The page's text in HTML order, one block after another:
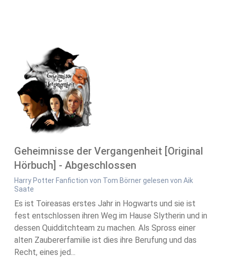
Geheimnisse der Vergangenheit [Original
Hörbuch] - Abgeschlossen
Harry Potter Fanfiction von Tom Börner gelesen von Aik
Saate
Es ist Toireasas erstes Jahr in Hogwarts und sie ist
fest entschlossen ihren Weg im Hause Slytherin und in
dessen Quidditchteam zu machen. Als Spross einer
alten Zaubererfamilie ist dies ihre Berufung und das
Recht, eines jed...